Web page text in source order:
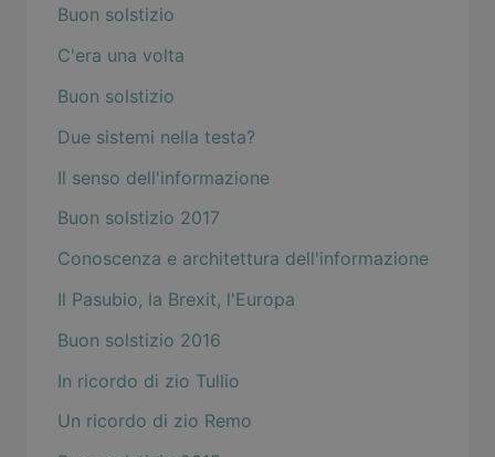
Buon solstizio
C'era una volta
Buon solstizio
Due sistemi nella testa?
Il senso dell'informazione
Buon solstizio 2017
Conoscenza e architettura dell'informazione
Il Pasubio, la Brexit, l'Europa
Buon solstizio 2016
In ricordo di zio Tullio
Un ricordo di zio Remo